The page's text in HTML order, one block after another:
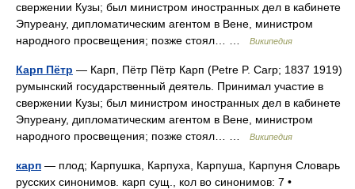
свержении Кузы; был министром иностранных дел в кабинете
Эпуреану, дипломатическим агентом в Вене, министром
народного просвещения; позже стоял… …
Википедия
Карп Пётр — Карп, Пётр Пётр Карп (Petre P. Carp; 1837 1919)
румынский государственный деятель. Принимал участие в
свержении Кузы; был министром иностранных дел в кабинете
Эпуреану, дипломатическим агентом в Вене, министром
народного просвещения; позже стоял… …
Википедия
карп — плод; Карпушка, Карпуха, Карпуша, Карпуня Словарь
русских синонимов. карп сущ., кол во синонимов: 7 •